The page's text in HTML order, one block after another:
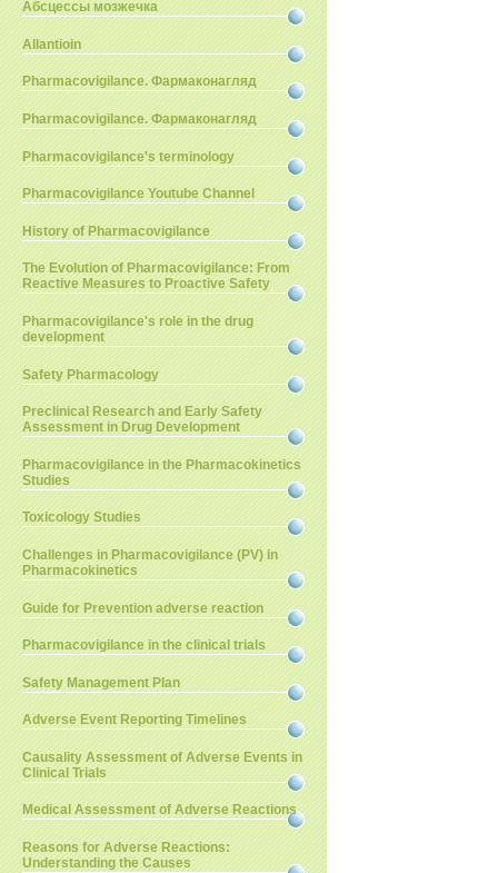
Абсцессы мозжечка
Allantioin
Pharmacovigilance. Фармаконагляд
Pharmacovigilance. Фармаконагляд
Pharmacovigilance's terminology
Pharmacovigilance Youtube Channel
History of Pharmacovigilance
The Evolution of Pharmacovigilance: From
Reactive Measures to Proactive Safety
Pharmacovigilance's role in the drug
development
Safety Pharmacology
Preclinical Research and Early Safety
Assessment in Drug Development
Pharmacovigilance in the Pharmacokinetics
Studies
Toxicology Studies
Challenges in Pharmacovigilance (PV) in
Pharmacokinetics
Guide for Prevention adverse reaction
Pharmacovigilance in the clinical trials
Safety Management Plan
Adverse Event Reporting Timelines
Causality Assessment of Adverse Events in
Clinical Trials
Medical Assessment of Adverse Reactions
Reasons for Adverse Reactions:
Understanding the Causes